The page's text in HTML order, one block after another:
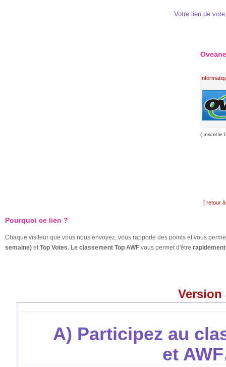
Votre lien de
( Inscrit le
[ retour
Pourquoi ce lien ?
Chaque visiteur que vous nous envoyez, vous rapporte des points et vous
semaine) etTop Votes. Le classement Top AWF vous permet d'être
Version
A) Participez au
et AWF